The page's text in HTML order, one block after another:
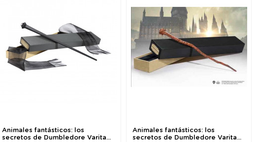
Animales fantásticos: los
secretos de Dumbledore Varita...
Animales fantásticos: los
secretos de Dumbledore Varita...